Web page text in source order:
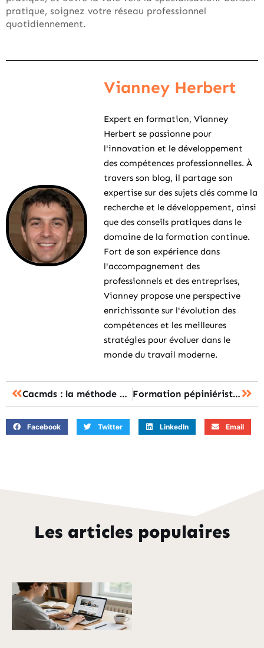
pratique, soignez votre réseau professionnel
quotidiennement.
Vianney Herbert
Expert en formation, Vianney
Herbert se passionne pour
l'innovation et le développement
des compétences professionnelles. À
travers son blog, il partage son
expertise sur des sujets clés comme la
recherche et le développement, ainsi
que des conseils pratiques dans le
domaine de la formation continue.
Fort de son expérience dans
l'accompagnement des
professionnels et des entreprises,
Vianney propose une perspective
enrichissante sur l'évolution des
compétences et les meilleures
stratégies pour évoluer dans le
monde du travail moderne.
Cacmds : la méthode pour accéder à l’espace client rapidement Formation pépiniériste adulte : comment choisir la formation adaptée ?
Facebook Twitter LinkedIn Email
Les articles populaires